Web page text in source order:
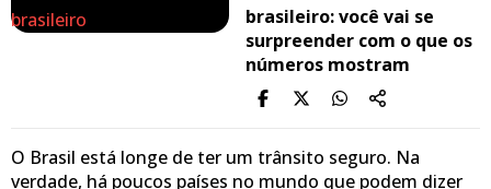
brasileiro: você vai se
surpreender com o que os
números mostram
O Brasil está longe de ter um trânsito seguro. Na
verdade, há poucos países no mundo que podem dizer